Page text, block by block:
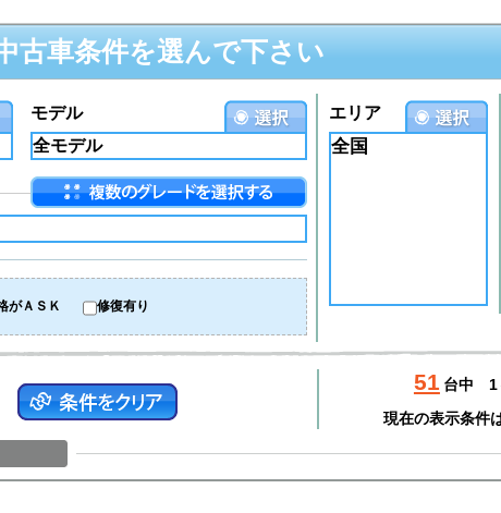
古車条件を選んで下さい
モデル
がＡＳＫ 修復有り
エリア
全国
51 台中
現在の表示条件